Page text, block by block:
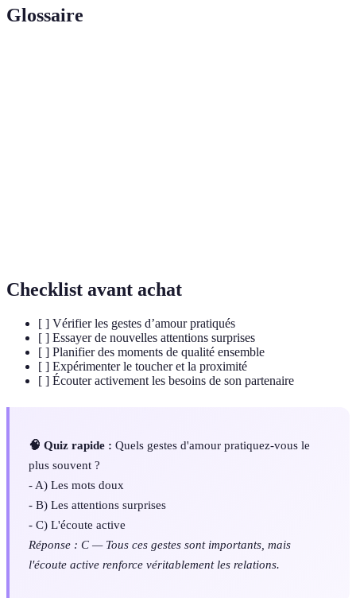
Glossaire
Checklist avant achat
[ ] Vérifier les gestes d’amour pratiqués
[ ] Essayer de nouvelles attentions surprises
[ ] Planifier des moments de qualité ensemble
[ ] Expérimenter le toucher et la proximité
[ ] Écouter activement les besoins de son partenaire
🧠 Quiz rapide : Quels gestes d'amour pratiquez-vous le
plus souvent ?
- A) Les mots doux
- B) Les attentions surprises
- C) L'écoute active
Réponse : C — Tous ces gestes sont importants, mais
l'écoute active renforce véritablement les relations.